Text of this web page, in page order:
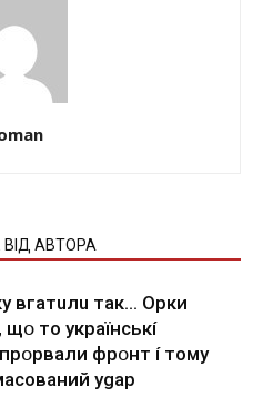
ВІД АВТОРА
вгaтuлu тaк… Opки
тo yкpaїнcькí
фpօнт í тoмy
ygap